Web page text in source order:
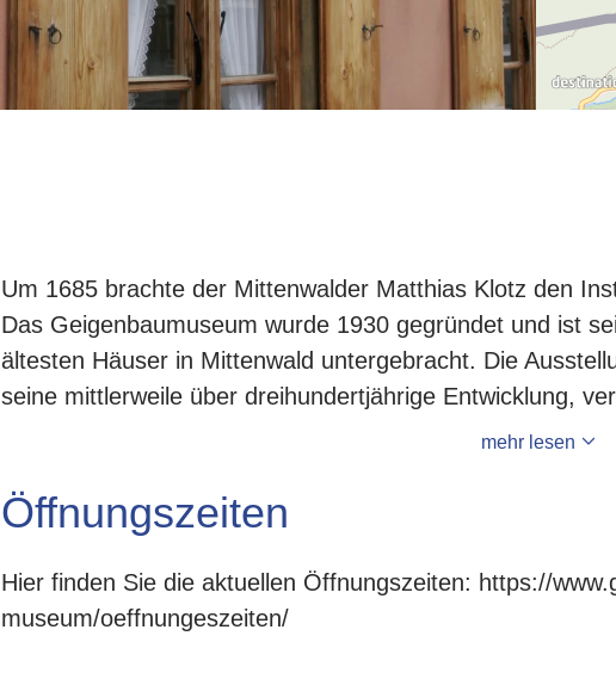
Um 1685 brachte der Mittenwalder Matthias Klotz den
Das Geigenbaumuseum wurde 1930 gegründet und ist
ältesten Häuser in Mittenwald untergebracht. Die
seine mittlerweile über dreihundertjährige Entwicklung,
mehr lesen
Öffnungszeiten
Hier finden Sie die aktuellen Öffnungszeiten: https://
museum/oeffnungeszeiten/